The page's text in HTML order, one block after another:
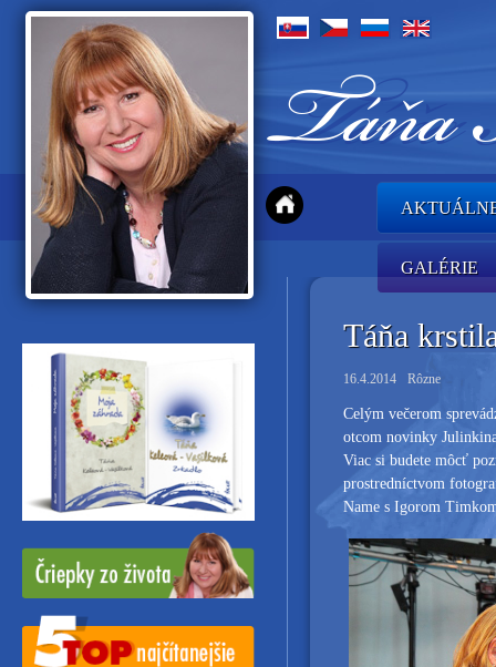
GALÉRIE
Táňa
16.4.2014 Rôzne
Celým večerom
otcom novinky
Viac si budete môcť
prostredníctvom
Name s Igorom